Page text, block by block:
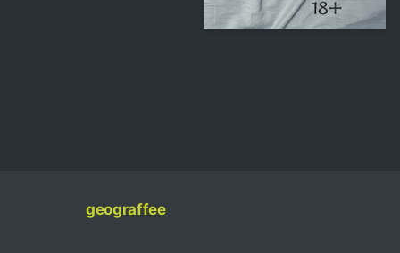
Oleg Paschenko
geograffee